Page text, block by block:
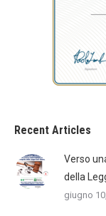
Recent Articles
Verso
della
giugno